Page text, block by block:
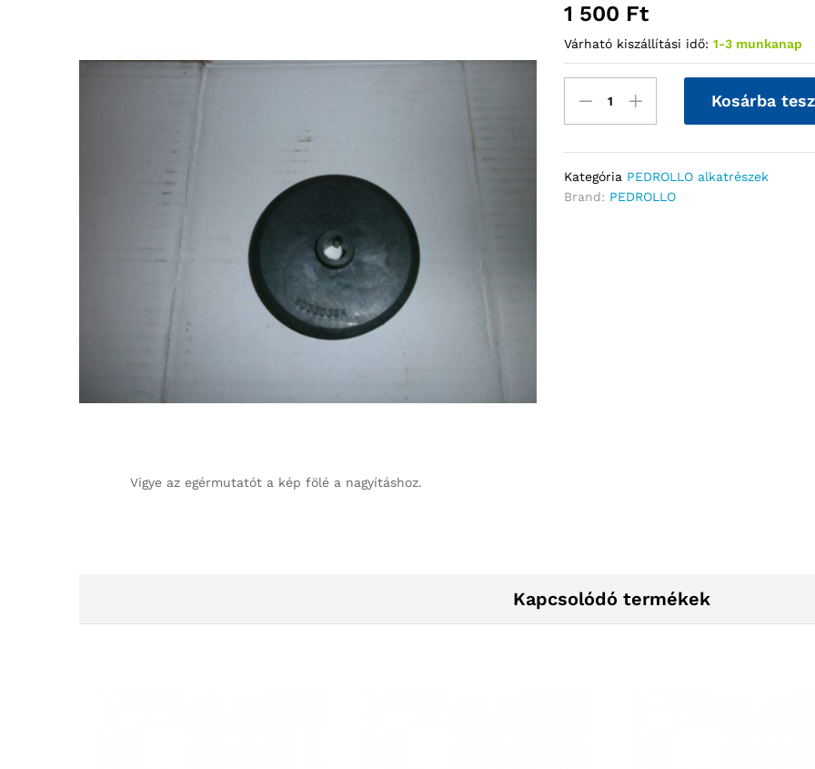
Vigye az egérmutatót a kép fölé a nagyításhoz.
1 500 Ft
Várható kiszállítási idő: 1-3 munkanap
Kosárba
Kategória PEDROLLO alkatrészek
Brand: PEDROLLO
Kapcsolódó termékek